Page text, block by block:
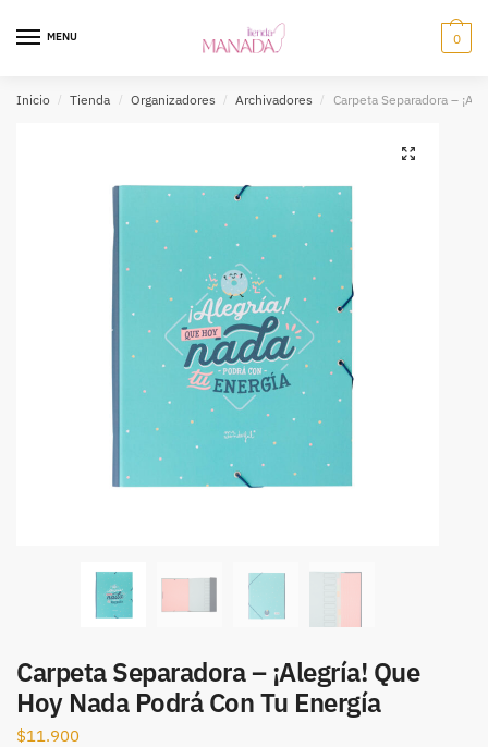
MENU 0
Inicio / Tienda / Organizadores / Archivadores / Carpeta Separadora –
Carpeta Separadora – ¡Alegría! Que
Hoy Nada Podrá Con Tu Energía
$11.900